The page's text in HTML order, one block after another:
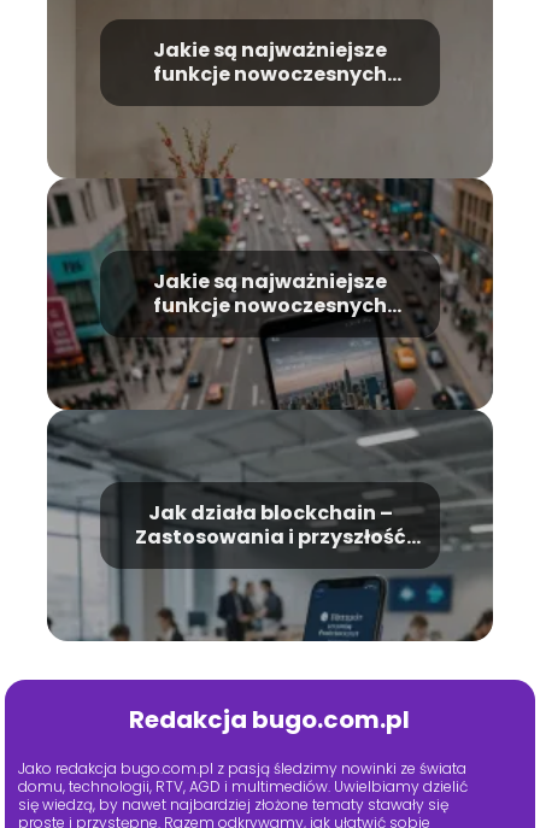
Jakie są najważniejsze
funkcje nowoczesnych
Jakie są najważniejsze
funkcje nowoczesnych
smartfonów – Przewodnik
Jak działa blockchain –
Zastosowania i przyszłość
Redakcja bugo.com.pl
Jako redakcja bugo.com.pl z pasją śledzimy nowinki ze świata
domu, technologii, RTV, AGD i multimediów. Uwielbiamy dzielić
się wiedzą, by nawet najbardziej złożone tematy stawały się
proste i przystępne. Razem odkrywamy, jak ułatwić sobie